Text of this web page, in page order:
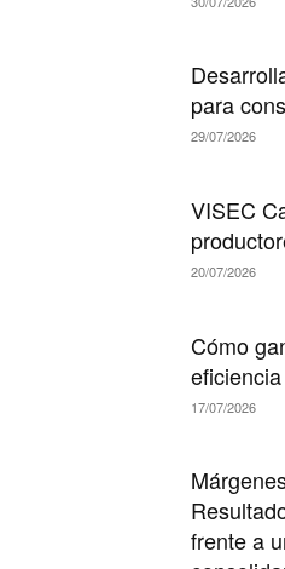
para
29/07/2026
VISEC
20/07/2026
Cómo
17/07/2026
frente a